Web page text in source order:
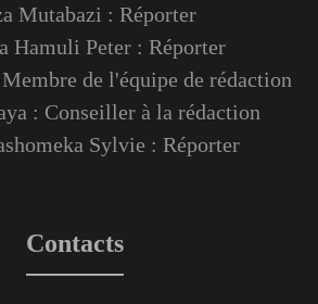
Mutabazi : Réporter
Hamuli Peter : Réporter
de l'équipe de rédaction
: Conseiller à la rédaction
Sylvie : Réporter
Contacts